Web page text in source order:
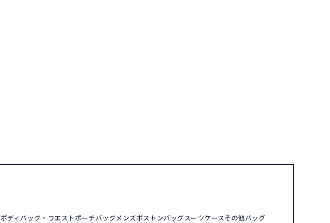
ボディバッグ・ウエストポーチバッグメンズボストンバッグスーツケースその他バッグ